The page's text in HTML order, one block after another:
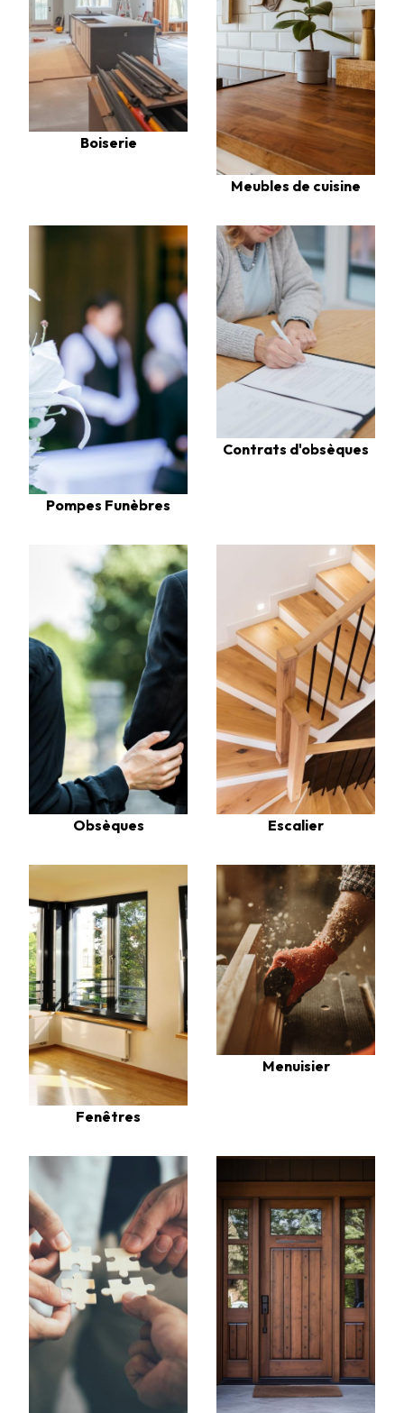
Boiserie
Meubles de cuisine
Pompes Funèbres
Contrats d'obsèques
Obsèques Escalier
Fenêtres
Menuisier